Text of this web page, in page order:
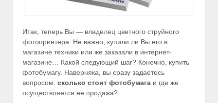
Итак, теперь Вы — владелец цветного струйного
фотопринтера. Не важно, купили ли Вы его в
магазине техники или же заказали в интернет-
магазине… Какой следующий шаг? Конечно, купить
фотобумагу. Наверняка, вы сразу задаетесь
вопросом: сколько стоит фотобумага и где же
осуществляется ее продажа?